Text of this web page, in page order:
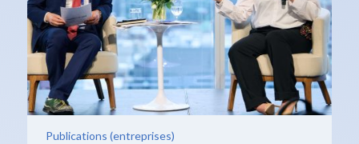
Publications (entreprises)